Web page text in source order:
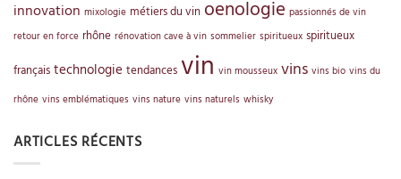
innovation mixologie métiers du vin oenologie passionnés de vin
retour en force rhône rénovation cave à vin sommelier spiritueux spiritueux
français technologie tendances vin vin mousseux vins vins bio vins du
rhône vins emblématiques vins nature vins naturels whisky
ARTICLES RÉCENTS